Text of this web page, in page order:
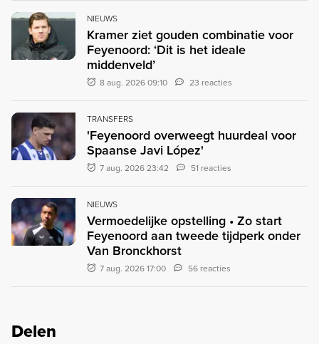
NIEUWS
Kramer ziet gouden combinatie voor
Feyenoord: ‘Dit is het ideale
middenveld’
8 aug. 2026 09:10 23 reacties
TRANSFERS
'Feyenoord overweegt huurdeal voor
Spaanse Javi López'
7 aug. 2026 23:42 51 reacties
NIEUWS
Vermoedelijke opstelling • Zo start
Feyenoord aan tweede tijdperk onder
Van Bronckhorst
7 aug. 2026 17:00 56 reacties
Delen